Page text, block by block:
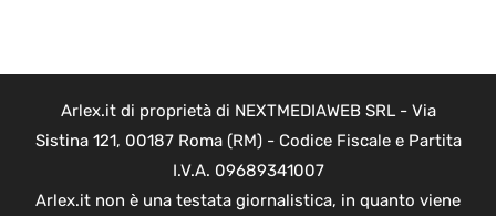
Arlex.it di proprietà di NEXTMEDIAWEB SRL - Via
Sistina 121, 00187 Roma (RM) - Codice Fiscale e Partita
I.V.A. 09689341007
Arlex.it non è una testata giornalistica, in quanto viene